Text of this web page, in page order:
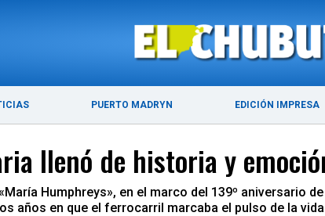
PUERTO MADRYN EDICIÓN IMPRESA
ÚLTIMAS NOTICIAS
llenó de historia y
Humphreys», en el marco del 139º aniversario
años en que el ferrocarril marcaba el pulso de la